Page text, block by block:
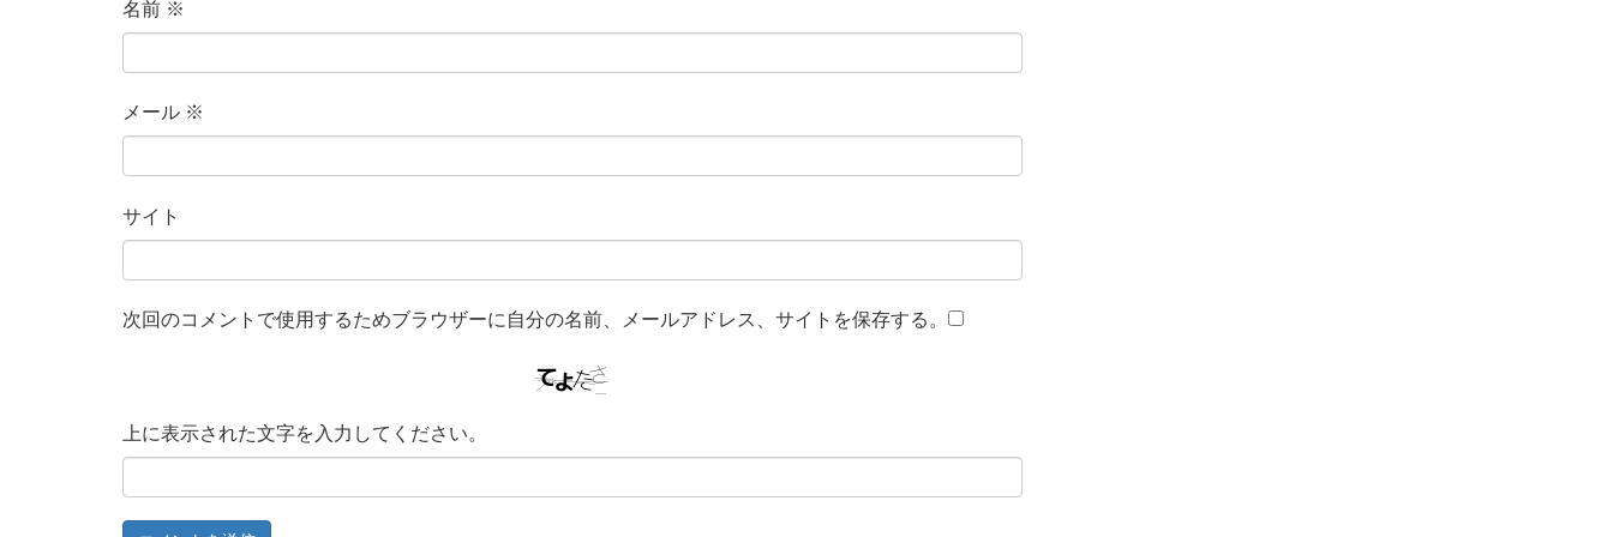
名前 ※
メール ※
サイト
次回のコメントで使用するためブラウザーに自分の名前、メールアドレス、サイトを保存する。
上に表示された文字を入力してください。